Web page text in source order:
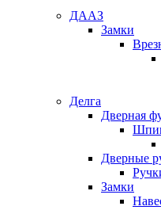
ДААЗ
Замки
Делга
Дверная
Дверные
Замки